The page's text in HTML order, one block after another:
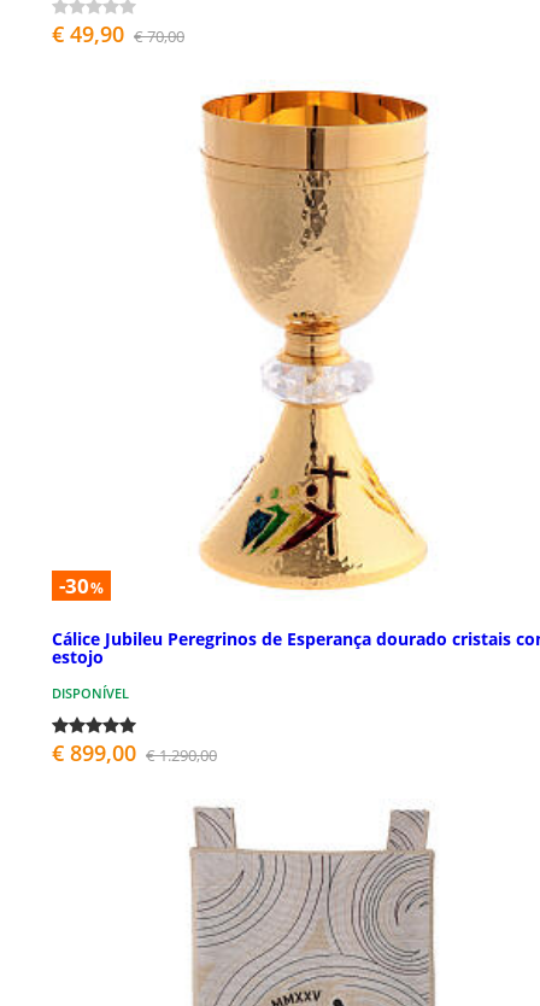
€ 49,90 € 70,00
-30%
Cálice Jubileu Peregrinos de Esperança dourado cristais
estojo
DISPONÍVEL
€ 899,00 € 1.290,00